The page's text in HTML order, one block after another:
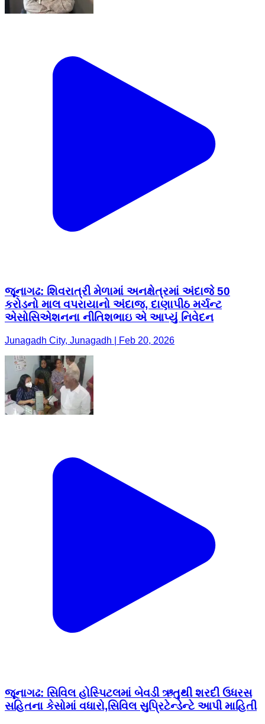
જૂનાગઢ: શિવરાત્રી મેળામાં અનક્ષેત્રમાં અંદાજે 50
કરોડનો માલ વપરાયાનો અંદાજ, દાણાપીઠ મર્ચન્ટ
એસોસિએશનના નીતિશભાઇ એ આપ્યું નિવેદન
Junagadh City, Junagadh | Feb 20, 2026
જૂનાગઢ: સિવિલ હોસ્પિટલમાં બેવડી ઋતુથી શરદી ઉધરસ
સહિતના કેસોમાં વધારો,સિવિલ સુપ્રિટેન્ડેન્ટે આપી માહિતી